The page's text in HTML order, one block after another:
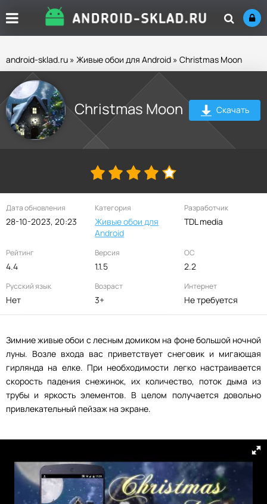
android-sklad.ru » Живые обои для Android » Christmas Moon
Christmas Moon Скачать
Дата обновления
28-10-2023, 20:23
Категория
Живые обои для
Android
Разработчик
TDL media
Рейтинг
4.4
Версия
1.1.5
ОС
2.2
Русский язык
Нет
Возраст
3+
Интернет
Не требуется
Зимние живые обои с лесным домиком на фоне большой ночной
луны. Возле входа вас приветствует снеговик и мигающая
гирлянда на елке. При необходимости легко настраивается
скорость падения снежинок, их количество, поток дыма из
трубы и яркость элементов. В целом получается довольно
привлекательный пейзаж на экране.